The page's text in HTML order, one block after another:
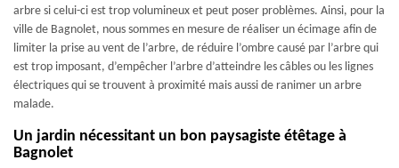
arbre si celui-ci est trop volumineux et peut poser problèmes. Ainsi, pour la
ville de Bagnolet, nous sommes en mesure de réaliser un écimage afin de
limiter la prise au vent de l’arbre, de réduire l’ombre causé par l’arbre qui
est trop imposant, d’empêcher l’arbre d’atteindre les câbles ou les lignes
électriques qui se trouvent à proximité mais aussi de ranimer un arbre
malade.
Un jardin nécessitant un bon paysagiste étêtage à
Bagnolet